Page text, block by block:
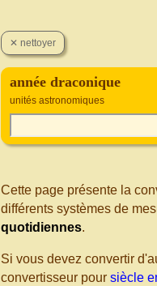
année draconique
unités astronomiques
Cette page présente la
différents systèmes de
quotidiennes.
Si vous devez convertir
convertisseur pour siècle